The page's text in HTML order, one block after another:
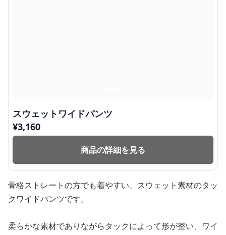
スウェットワイドパンツ
¥3,160
商品の詳細を見る
骨格ストレートの方でも着やすい、スウェット素材のタッ
クワイドパンツです。
柔らかな素材でありながらタックによって形が整い、ワイ